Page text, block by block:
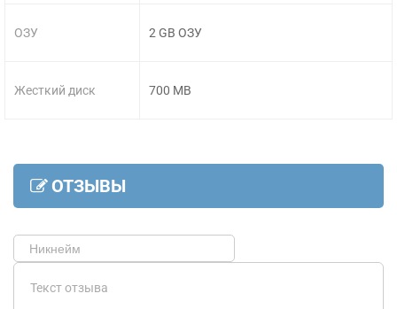
ОЗУ
Жесткий диск
2 GB ОЗУ
700 MB
ОТЗЫВЫ